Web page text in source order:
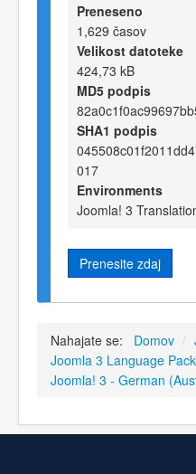
Preneseno
1,629 časov
Velikost datoteke
424,73 kB
MD5 podpis
SHA1 podpis
017
Environments
Joomla! 3
Prenesite zdaj
Nahajate se: Domov /
Joomla 3 Language
Joomla! 3 - German